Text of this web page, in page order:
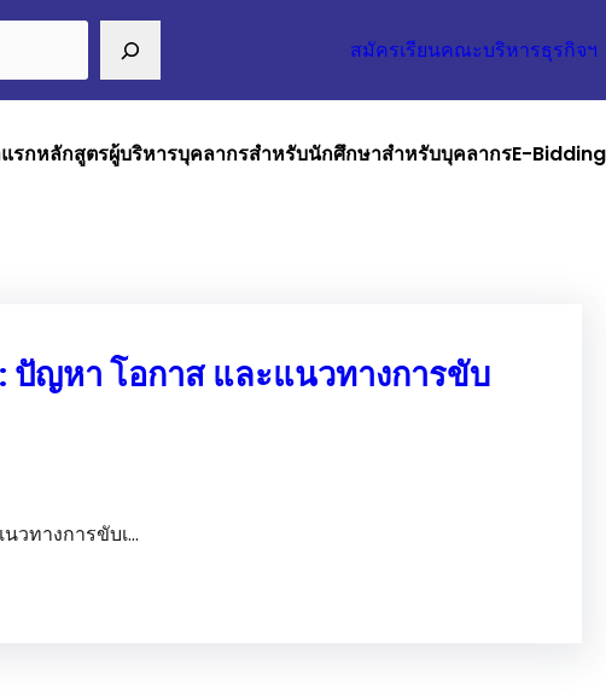
สมัครเรียนคณะบริหารธุรกิจฯ
รกหลักสูตรผู้บริหารบุคลากรสำหรับนักศึกษาสำหรับบุคลากรE-Bidding
ปัญหา โอกาส และแนวทางการขับ
วทางการขับเ…